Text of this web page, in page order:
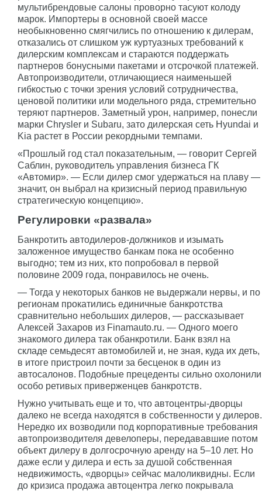
мультибрендовые салоны проворно тасуют колоду
марок. Импортеры в основной своей массе
необыкновенно смягчились по отношению к дилерам,
отказались от слишком уж куртуазных требований к
дилерским комплексам и стараются поддержать
партнеров бонусными пакетами и отсрочкой платежей.
Автопроизводители, отличающиеся наименьшей
гибкостью с точки зрения условий сотрудничества,
ценовой политики или модельного ряда, стремительно
теряют партнеров. Заметный урон, например, понесли
марки Chrysler и Subaru, зато дилерская сеть Hyundai и
Kia растет в России рекордными темпами.
«Прошлый год стал показательным, — говорит Сергей
Саблин, руководитель управления бизнеса ГК
«Автомир». — Если дилер смог удержаться на плаву —
значит, он выбрал на кризисный период правильную
стратегическую концепцию».
Регулировки «развала»
Банкротить автодилеров-должников и изымать
заложенное имущество банкам пока не особенно
выгодно; тем из них, кто попробовал в первой
половине 2009 года, понравилось не очень.
— Тогда у некоторых банков не выдержали нервы, и по
регионам прокатились единичные банкротства
сравнительно небольших дилеров, — рассказывает
Алексей Захаров из Finamauto.ru. — Одного моего
знакомого дилера так обанкротили. Банк взял на
складе семьдесят автомобилей и, не зная, куда их деть,
в итоге пристроил почти за бесценок в один из
автосалонов. Подобные прецеденты сильно охолонили
особо ретивых приверженцев банкротств.
Нужно учитывать еще и то, что автоцентры-дворцы
далеко не всегда находятся в собственности у дилеров.
Нередко их возводили под корпоративные требования
автопроизводителя девелоперы, передававшие потом
объект дилеру в долгосрочную аренду на 5–10 лет. Но
даже если у дилера и есть за душой собственная
недвижимость, «дворцы» сейчас малоликвидны. Если
до кризиса продажа автоцентра легко покрывала